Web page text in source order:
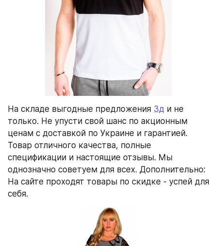
На складе выгодные предложения 3д и не
только. Не упусти свой шанс по акционным
ценам с доставкой по Украине и гарантией.
Товар отличного качества, полные
спецификации и настоящие отзывы. Мы
однозначно советуем для всех. Дополнительно:
На сайте проходят товары по скидке - успей для
себя.